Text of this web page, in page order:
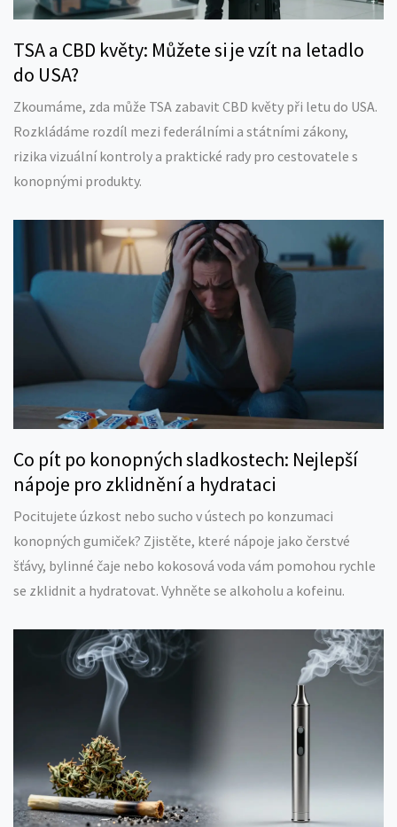
TSA a CBD květy: Můžete si je vzít na letadlo
do USA?
Zkoumáme, zda může TSA zabavit CBD květy při letu do USA.
Rozkládáme rozdíl mezi federálními a státními zákony,
rizika vizuální kontroly a praktické rady pro cestovatele s
konopnými produkty.
Co pít po konopných sladkostech: Nejlepší
nápoje pro zklidnění a hydrataci
Pocitujete úzkost nebo sucho v ústech po konzumaci
konopných gumiček? Zjistěte, které nápoje jako čerstvé
šťávy, bylinné čaje nebo kokosová voda vám pomohou rychle
se zklidnit a hydratovat. Vyhněte se alkoholu a kofeinu.